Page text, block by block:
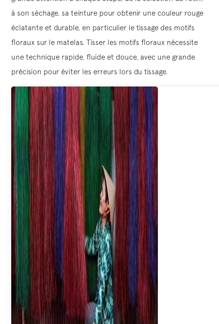
à son séchage, sa teinture pour obtenir une couleur rouge
éclatante et durable, en particulier le tissage des motifs
floraux sur le matelas. Tisser les motifs floraux nécessite
une technique rapide, fluide et douce, avec une grande
précision pour éviter les erreurs lors du tissage.